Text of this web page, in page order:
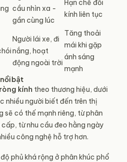
cầu nhìn xa -
gần cùng lúc
Hạn chế đổi
kính liên tục
Người lái xe, đi
nắng, hoạt
động ngoài trời
Tăng thoải
mái khi gặp
ánh sáng
mạnh
bật
kính theo thương hiệu, dưới
nhiều người biết đến trên thị
sẽ có thế mạnh riêng, từ phân
từ nhu cầu đeo hằng ngày
công nghệ hỗ trợ hơn.
phủ khá rộng ở phân khúc phổ